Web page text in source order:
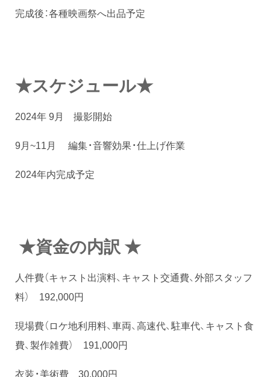
完成後：各種映画祭へ出品予定
★スケジュール★
2024年 9月 撮影開始
9月~11月 編集・音響効果・仕上げ作業
2024年内完成予定
★資金の内訳★
人件費（キャスト出演料、キャスト交通費、外部スタッフ
料） 192,000円
現場費（ロケ地利用料、車両、高速代、駐車代、キャスト食
費、製作雑費） 191,000円
衣装・美術費 30,000円